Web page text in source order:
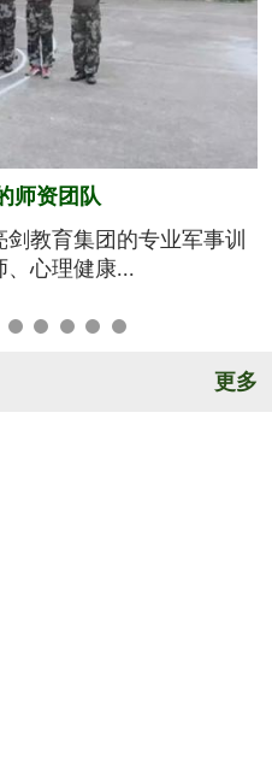
课程设计
育集团专家团队独自研
大独特训...
更多